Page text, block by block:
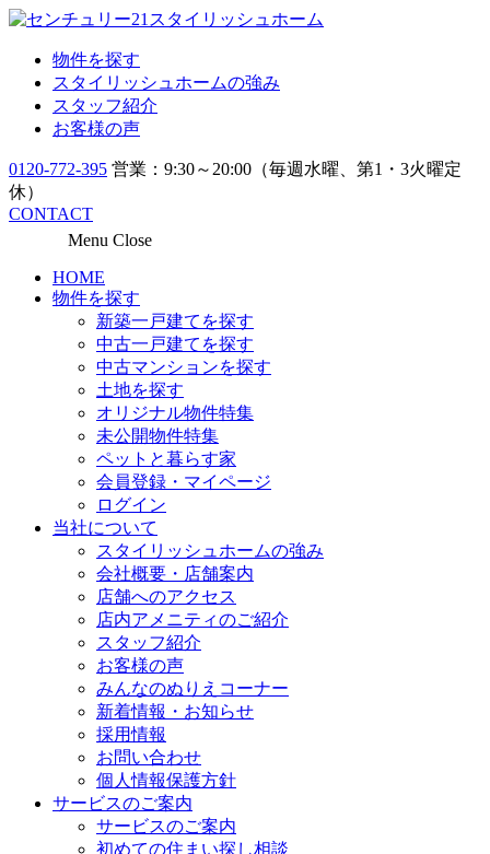
物件を探す
スタイリッシュホームの強み
スタッフ紹介
お客様の声
0120-772-395 営業：9:30～20:00（毎週水曜、第1・3火曜定
休）
CONTACT
Menu Close
HOME
物件を探す
新築一戸建てを探す
中古一戸建てを探す
中古マンションを探す
土地を探す
オリジナル物件特集
未公開物件特集
ペットと暮らす家
会員登録・マイページ
ログイン
当社について
スタイリッシュホームの強み
会社概要・店舗案内
店舗へのアクセス
店内アメニティのご紹介
スタッフ紹介
お客様の声
みんなのぬりえコーナー
新着情報・お知らせ
採用情報
お問い合わせ
個人情報保護方針
サービスのご案内
サービスのご案内
初めての住まい探し相談